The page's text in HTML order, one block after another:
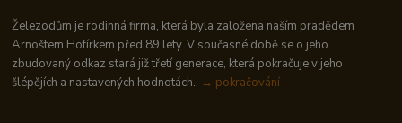
Železodům je rodinná firma, která byla založena naším pradědem
Arnoštem Hofírkem před 89 lety. V současné době se o jeho
zbudovaný odkaz stará již třetí generace, která pokračuje v jeho
šlépějích a nastavených hodnotách.. → pokračování